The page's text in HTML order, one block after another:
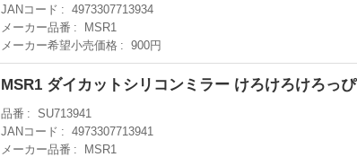
JANコード
4973307713934
メーカー品番
MSR1
メーカー希望小売価格
900円
MSR1 ダイカットシリコンミラー けろけろけろっぴ
品番
SU713941
JANコード
4973307713941
メーカー品番
MSR1